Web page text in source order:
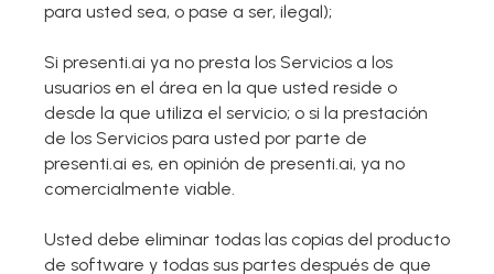
para usted sea, o pase a ser, ilegal);
Si presenti.ai ya no presta los Servicios a los
usuarios en el área en la que usted reside o
desde la que utiliza el servicio; o si la prestación
de los Servicios para usted por parte de
presenti.ai es, en opinión de presenti.ai, ya no
comercialmente viable.
Usted debe eliminar todas las copias del producto
de software y todas sus partes después de que